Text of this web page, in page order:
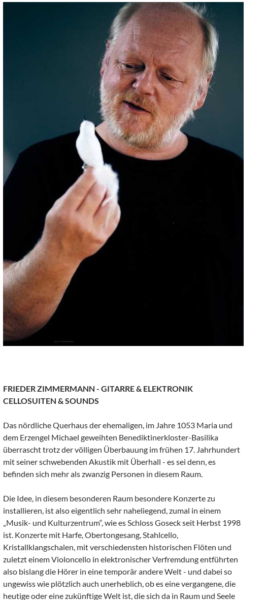
FRIEDER ZIMMERMANN - GITARRE & ELEKTRONIK
CELLOSUITEN & SOUNDS
Das nördliche Querhaus der ehemaligen, im Jahre 1053 Maria und
dem Erzengel Michael geweihten Benediktinerkloster-Basilika
überrascht trotz der völligen Überbauung im frühen 17. Jahrhundert
mit seiner schwebenden Akustik mit Überhall - es sei denn, es
befinden sich mehr als zwanzig Personen in diesem Raum.
Die Idee, in diesem besonderen Raum besondere Konzerte zu
installieren, ist also eigentlich sehr naheliegend, zumal in einem
„Musik- und Kulturzentrum“, wie es Schloss Goseck seit Herbst 1998
ist. Konzerte mit Harfe, Obertongesang, Stahlcello,
Kristallklangschalen, mit verschiedensten historischen Flöten und
zuletzt einem Violoncello in elektronischer Verfremdung entführten
also bislang die Hörer in eine temporär andere Welt - und dabei so
ungewiss wie plötzlich auch unerheblich, ob es eine vergangene, die
heutige oder eine zukünftige Welt ist, die sich da in Raum und Seele